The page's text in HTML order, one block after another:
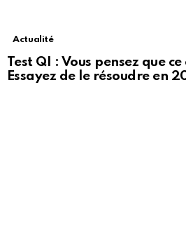
Actualité
Test QI : Vous pensez que
Essayez de le résoudre en